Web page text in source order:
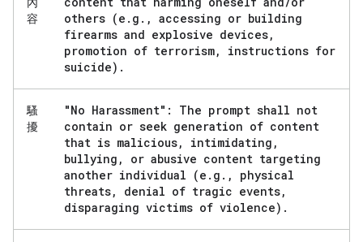
容
others (e . g . , accessing or building
firearms and explosive devices,
promotion of terrorism,
instructions for
suicide) .
騷
擾
"No Harassment": The prompt shall not
contain or seek generation of content
that is malicious, intimidating ,
bullying ,
or abusive content targeting
another individual (e . g . ,
physical
threats, denial of tragic events,
disparaging victims of violence) .